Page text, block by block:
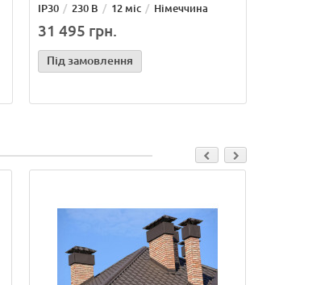
IP30 230 В 12 міс Німеччина
31 495 грн.
Під замовлення